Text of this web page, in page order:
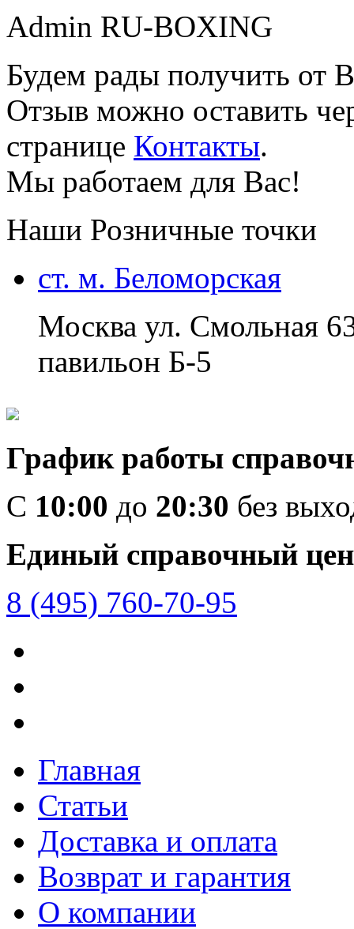
Admin RU-BOXING
Будем рады получить от
Отзыв можно оставить
странице Контакты.
Мы работаем для Вас!
Наши Розничные точки
ст. м. Беломорская
Москва ул. Смольная
павильон Б-5
График работы
C 10:00 до 20:30 без
Единый справочный
8 (495) 760-70-95
Главная
Статьи
Доставка и оплата
Возврат и гарантия
О компании